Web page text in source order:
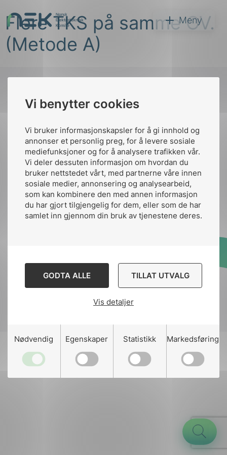
Vi benytter cookies
Vi bruker informasjonskapsler for å gi innhold og
annonser et personlig preg, for å levere sosiale
mediefunksjoner og for å analysere trafikken vår.
Vi deler dessuten informasjon om hvordan du
bruker nettstedet vårt, med partnerne våre innen
sosiale medier, annonsering og analysearbeid,
som kan kombinere den med annen informasjon
du har gjort tilgjengelig for dem, eller som de har
samlet inn gjennom din bruk av tjenestene deres.
GODTA ALLE TILLAT UTVALG
Vis detaljer
Nødvendig Egenskaper Statistikk Markedsføring
til
innhold
NEK Meny
Søk
Flere TKS på samme OV.
(Metode A)
Kontakt oss
Ansatte
nek@nek.no
Kontakt
Bruk av Cookies
Designed and developed
Stem Agency
toppen